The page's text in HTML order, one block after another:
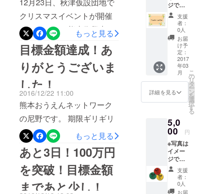
まいました。また、こども
たちの希望したものを取り
揃えるのも時間がかかり…
8割がたそろったこの日のお
届けとなりました。 この
日に間に合わなかったプレ
ゼントは後日届けられたも
ようです！ なお、12月の
クリスマスイベントおよび
この日のプレゼントが届け
られた様子は映像にしてご
支援いただいた方のリター
ン（DVD）とさせていただ
きます。3月上旬の発送をお
クリスマスイベントが開催
されました。 熊本復興支援
おたすけ隊につながる様々
な団体が、炊き出しをした
り、物資配布をしたり、音
楽演奏があったり、みなさ
ん思い思いに楽しんでおら
れました。 ＜リターンの缶
バッジをつくる作業をこど
もたちと＞ サンタさんが登
場した途端にこどもたちは
サンタさんの元へ。 サンタ
さんから「ほしいものを書
いてね」というお手紙が秋
もっと見る
目標金額達成！あ
りがとうございま
した！
2016/12/22 11:00
熊本おうえんネットワーク
の尼野です。 期限ギリギリ
となりましたが、クラウド
ファンディング目標の120万
円無事達成しました！あり
がとうございました！ ご支
援いただいた方は合計103
もっと見る
あと3日！100万円
を突破！目標金額
まであと少し！
本おうえん
ネットワー
ク」と、熊
本で被災し
ながらも同
じく被災し
た方々のた
めに精力的
に活動して
たすけ隊」
とがコラボ
レーショ
熊本と大
阪、今回の
地震で困っ
ジで
す。支援
者：
0人
お届
け予
定：
2017
年03
月
詳細を見る
こ
の
リ
タ
ー
ン
を
選
択
す
る
5,0
00 円
※写真は
イメー
ジで
す。支援
者：
0人
お届